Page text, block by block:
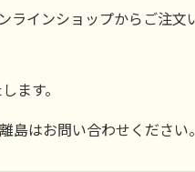
ラインショップからご注文
ます。
はお問い合わせください。